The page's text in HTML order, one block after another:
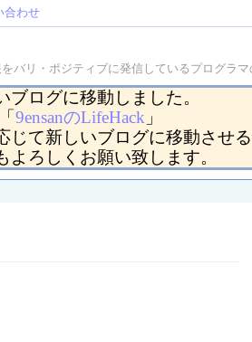
合わせ
バリ・ポジティブに発信しているプログラマ
ブログに移動しました。
「 9ensanのLifeHack 」
じて新しいブログに移動させる
よろしくお願い致します。